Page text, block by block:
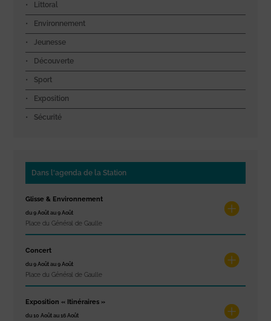
Littoral
Environnement
Jeunesse
Découverte
Sport
Exposition
Sécurité
Dans l'agenda de la Station
Glisse & Environnement
du 9 Août au 9 Août
Place du Général de Gaulle
Concert
du 9 Août au 9 Août
Place du Général de Gaulle
Exposition « Itinéraires »
du 10 Août au 16 Août